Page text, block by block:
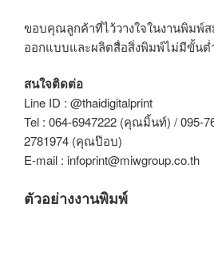
ขอบคุณลูกค้าที่ไว้วางใจในงานพิมพ์ส
ออกแบบและผลิตสื่อสิ่งพิมพ์ไม่มีขั้นต่
สนใจติดต่อ
Line ID : @thaidigitalprint
Tel : 064-6947222 (คุณมิ้นท์) / 095-
2781974 (คุณป๊อบ)
E-mail : infoprint@miwgroup.co.th
ตัวอย่างงานพิมพ์